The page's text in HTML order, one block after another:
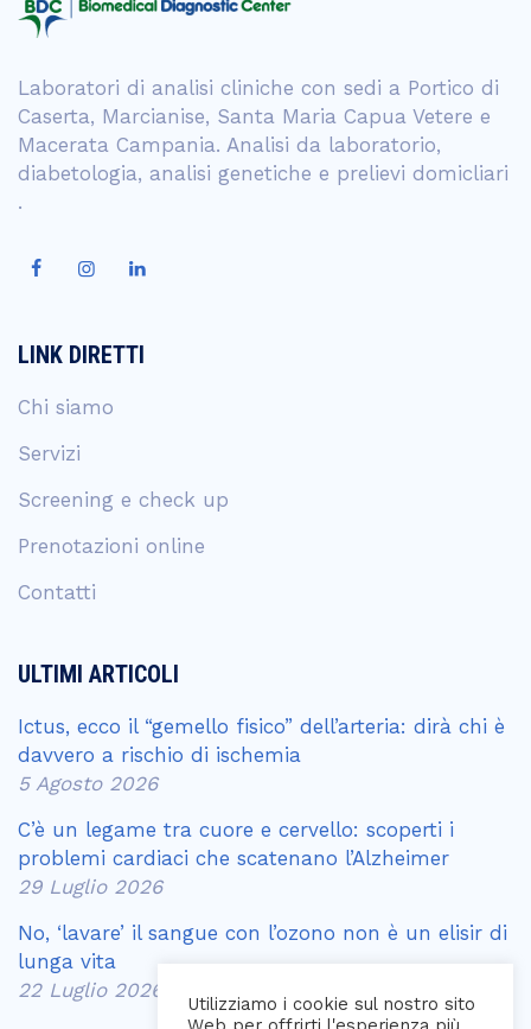
Laboratori di analisi cliniche con sedi a Portico di
Caserta, Marcianise, Santa Maria Capua Vetere e
Macerata Campania. Analisi da laboratorio,
diabetologia, analisi genetiche e prelievi domicliari
.
LINK DIRETTI
Chi siamo
Servizi
Screening e check up
Prenotazioni online
Contatti
ULTIMI ARTICOLI
Ictus, ecco il “gemello fisico” dell’arteria: dirà chi è
davvero a rischio di ischemia
5 Agosto 2026
C’è un legame tra cuore e cervello: scoperti i
problemi cardiaci che scatenano l’Alzheimer
29 Luglio 2026
No, ‘lavare’ il sangue con l’ozono non è un elisir di
lunga vita
22 Luglio 2026
Utilizziamo i cookie sul nostro sito